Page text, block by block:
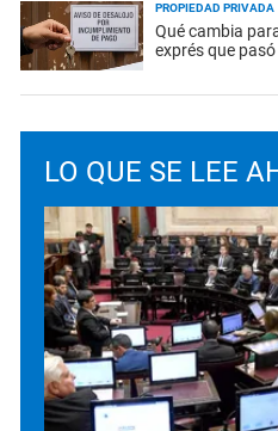
PROPIEDAD PRIVADA
Qué cambia
exprés que
LO QUE SE LEE